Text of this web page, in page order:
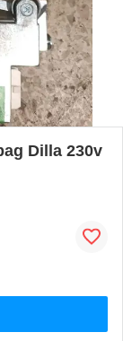
Dilla 230v